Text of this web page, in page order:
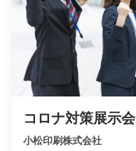
コロナ対策展示会
小松印刷株式会社